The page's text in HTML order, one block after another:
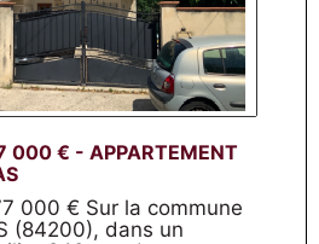
000 € - APPARTEMENT
000 € Sur la commune
(84200), dans un